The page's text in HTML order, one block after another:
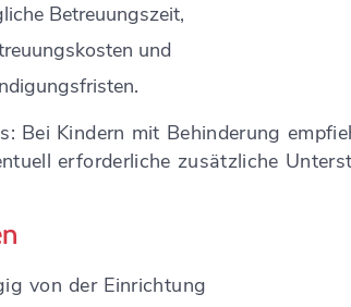
Betreuungszeit,
und
Bei Kindern mit Behinderung
erforderliche zusätzliche
von der Einrichtung